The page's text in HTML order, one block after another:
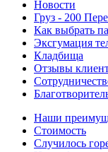
Новости
Груз - 200
Как выбрать
Эксгумация
Кладбища
Отзывы
Наши
Стоимость
Случилось